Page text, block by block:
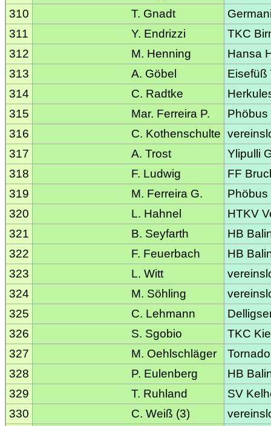
310
T. Gnadt
311
Y. Endrizzi
TKC
312
M. Henning
Hansa
313
A. Göbel
Eisefüß
314
C. Radtke
315
Mar. Ferreira P.
316
C. Kothenschulte
317
A. Trost
Ylipulli
318
F. Ludwig
FF
319
M. Ferreira G.
320
L. Hahnel
HTKV
321
B. Seyfarth
HB
322
F. Feuerbach
HB
323
L. Witt
324
M. Söhling
325
C. Lehmann
326
S. Sgobio
TKC
327
M. Oehlschläger
328
P. Eulenberg
HB
329
T. Ruhland
SV
330
C. Weiß (3)